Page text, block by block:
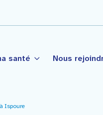
santé Nous
Ispoure